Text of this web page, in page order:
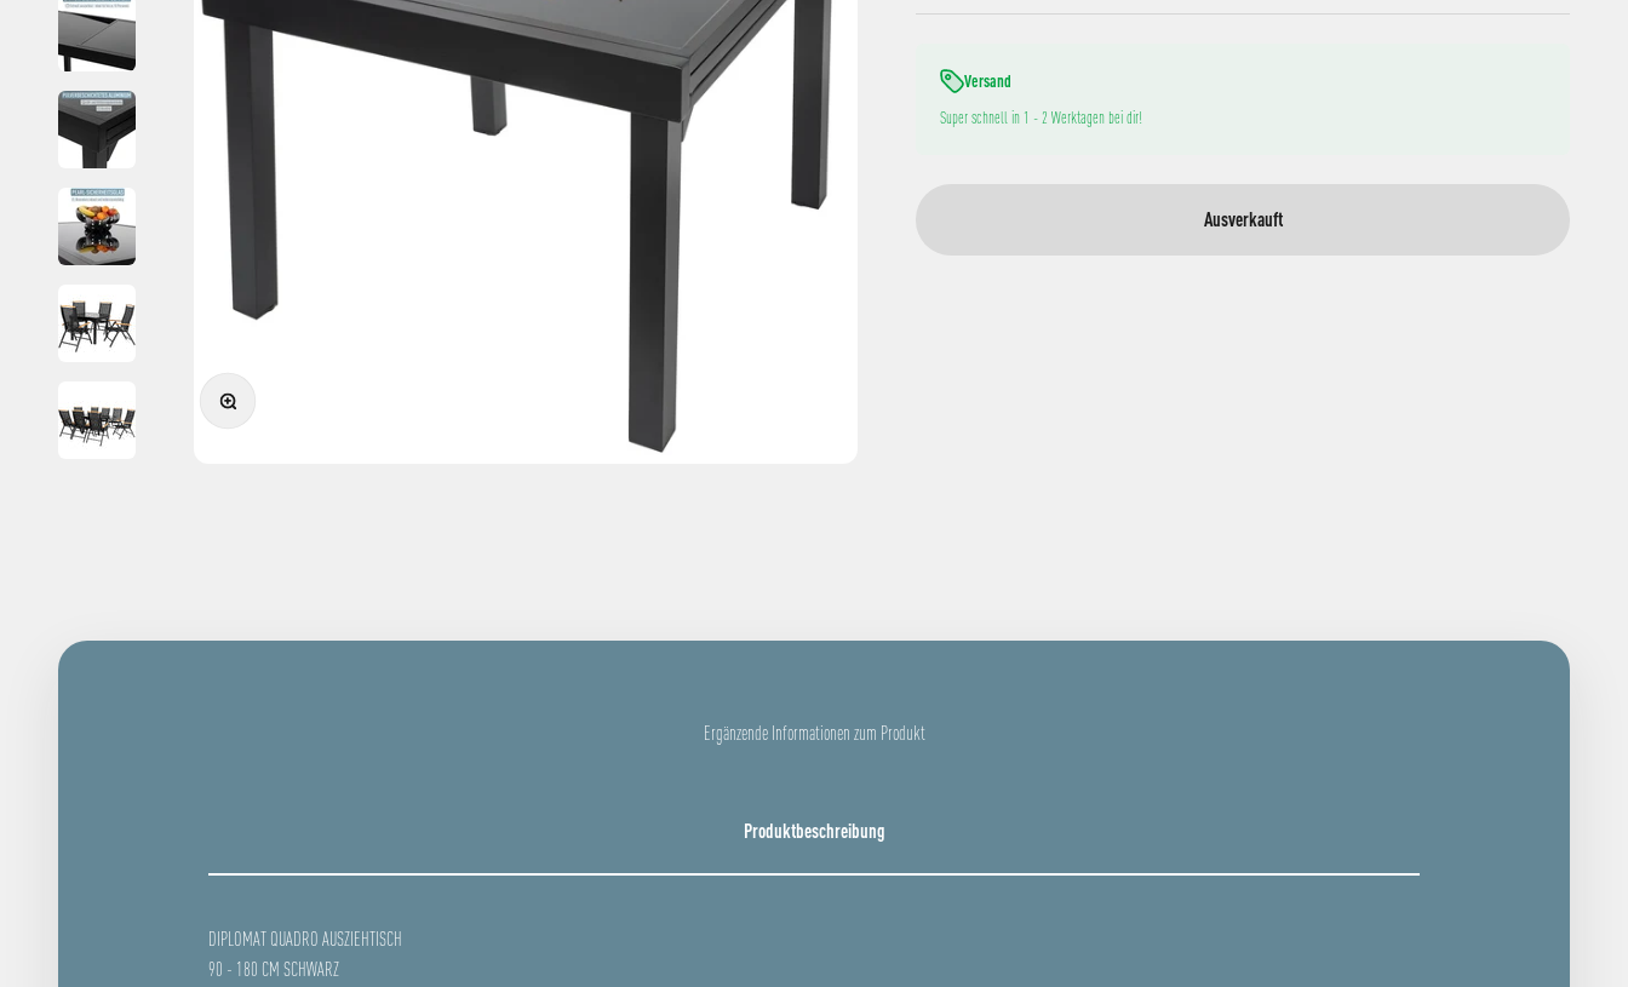
Bild vergrößern
Versand
Super schnell in 1 - 2 Werktagen bei dir!
Ausverkauft
Ergänzende Informationen zum Produkt
Produktbeschreibung
DIPLOMAT QUADRO AUSZIEHTISCH
90 - 180 CM SCHWARZ